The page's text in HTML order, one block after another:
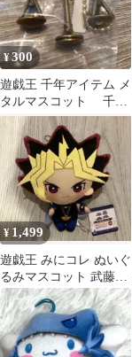
¥300
遊戯王 千年アイテム メ
タルマスコット 千年
秤 キーホルダー
¥ 1,499
遊戯王 みにコレ ぬいぐ
るみマスコット 武藤遊
戯